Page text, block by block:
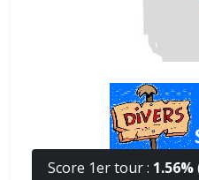
Score 1er tour : 1.56%